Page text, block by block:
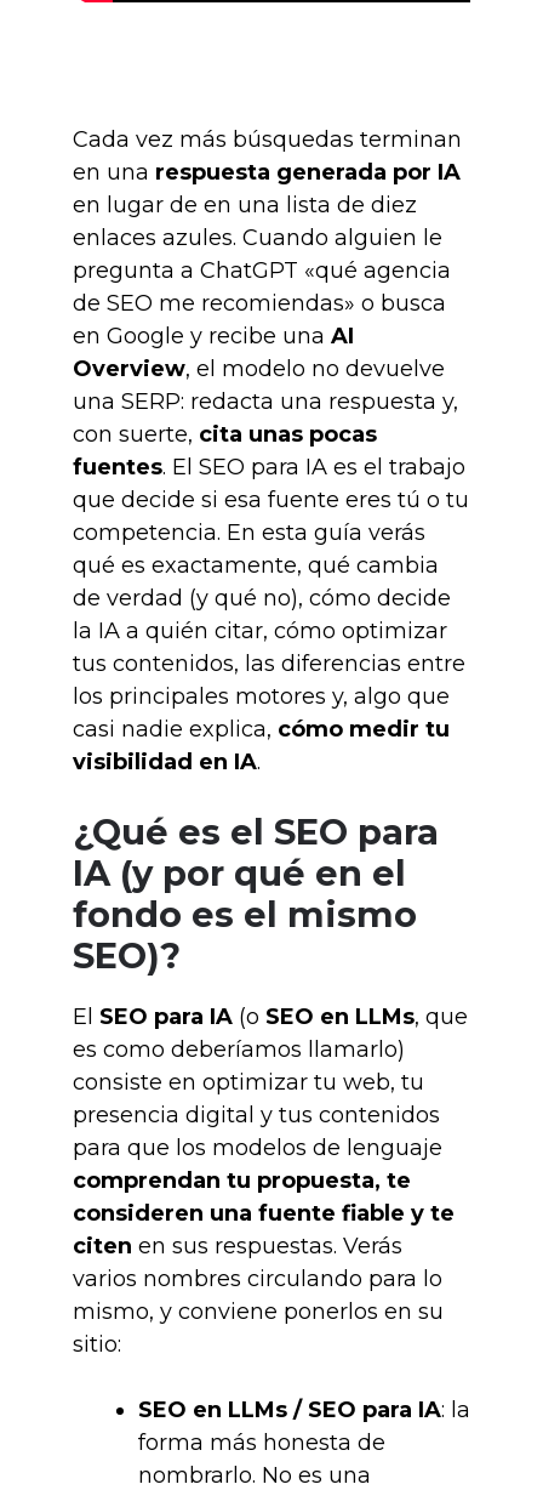
Cada vez más búsquedas terminan
en una respuesta generada por IA
en lugar de en una lista de diez
enlaces azules. Cuando alguien le
pregunta a ChatGPT «qué agencia
de SEO me recomiendas» o busca
en Google y recibe una AI
Overview, el modelo no devuelve
una SERP: redacta una respuesta y,
con suerte, cita unas pocas
fuentes. El SEO para IA es el trabajo
que decide si esa fuente eres tú o tu
competencia. En esta guía verás
qué es exactamente, qué cambia
de verdad (y qué no), cómo decide
la IA a quién citar, cómo optimizar
tus contenidos, las diferencias entre
los principales motores y, algo que
casi nadie explica, cómo medir tu
visibilidad en IA.
¿Qué es el SEO para
IA (y por qué en el
fondo es el mismo
SEO)?
El SEO para IA (o SEO en LLMs, que
es como deberíamos llamarlo)
consiste en optimizar tu web, tu
presencia digital y tus contenidos
para que los modelos de lenguaje
comprendan tu propuesta, te
consideren una fuente fiable y te
citen en sus respuestas. Verás
varios nombres circulando para lo
mismo, y conviene ponerlos en su
sitio:
SEO en LLMs / SEO para IA: la
forma más honesta de
nombrarlo. No es una